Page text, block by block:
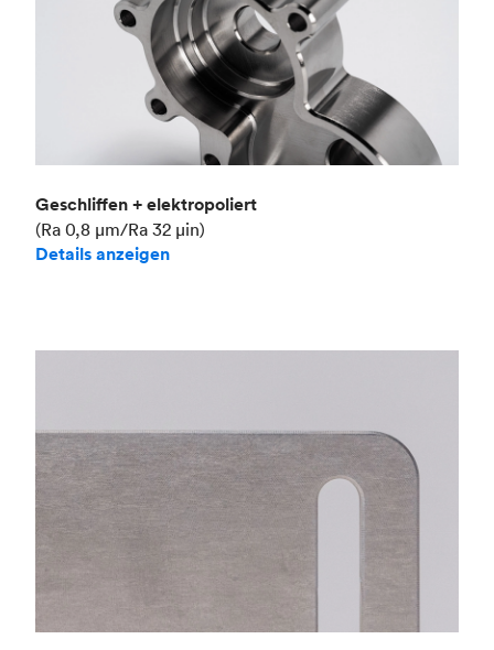
Geschliffen + elektropoliert
(Ra 0,8 μm/Ra 32 μin)
Details anzeigen